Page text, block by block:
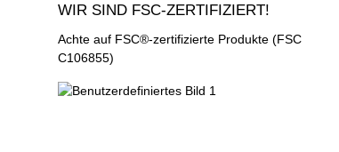
WIR SIND FSC-ZERTIFIZIERT!
Achte auf FSC®-zertifizierte Produkte (FSC
C106855)